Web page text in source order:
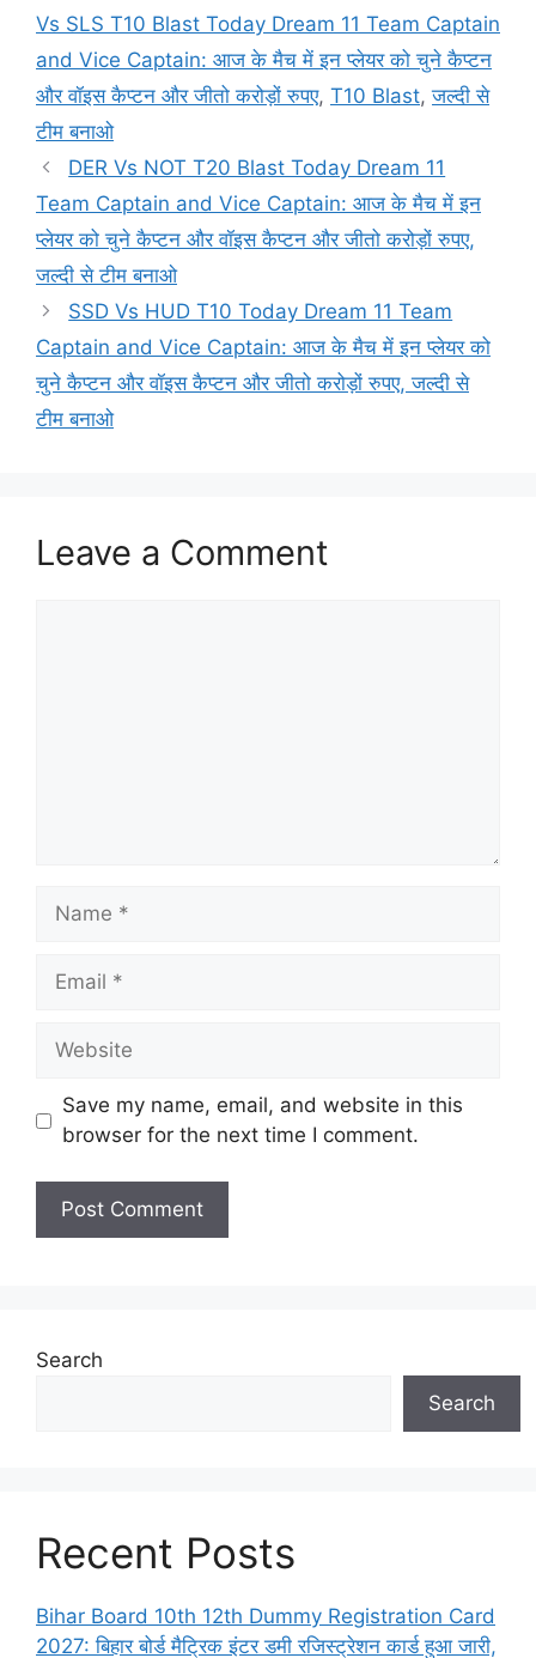
Vs SLS T10 Blast Today Dream 11 Team Captain
and Vice Captain: आज के मैच में इन प्लेयर को चुने कैप्टन
और वॉइस कैप्टन और जीतो करोड़ों रुपए, T10 Blast,जल्दी से
टीम बनाओ
DER Vs NOT T20 Blast Today Dream 11
Team Captain and Vice Captain: आज के मैच में इन
प्लेयर को चुने कैप्टन और वॉइस कैप्टन और जीतो करोड़ों रुपए,
जल्दी से टीम बनाओ
SSD Vs HUD T10 Today Dream 11 Team
Captain and Vice Captain: आज के मैच में इन प्लेयर को
चुने कैप्टन और वॉइस कैप्टन और जीतो करोड़ों रुपए, जल्दी से
टीम बनाओ
Leave a Comment
Name
Email
Website
Save my name, email, and website in this
browser for the next time I comment.
Search
Search
Recent Posts
Bihar Board 10th 12th Dummy Registration Card
2027: बिहार बोर्ड मैट्रिक इंटर डमी रजिस्ट्रेशन कार्ड हुआ जारी,